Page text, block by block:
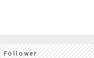
Follower